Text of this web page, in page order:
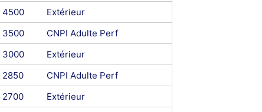
4500
Extérieur
3500
CNPI Adulte Perf
3000
Extérieur
2850
CNPI Adulte Perf
2700
Extérieur